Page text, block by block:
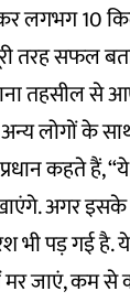
लगभग 10
तरह सफल
तहसील से
लोगों के
कहते हैं,
अगर इसके
पड़ गई है.
जाएं, कम से